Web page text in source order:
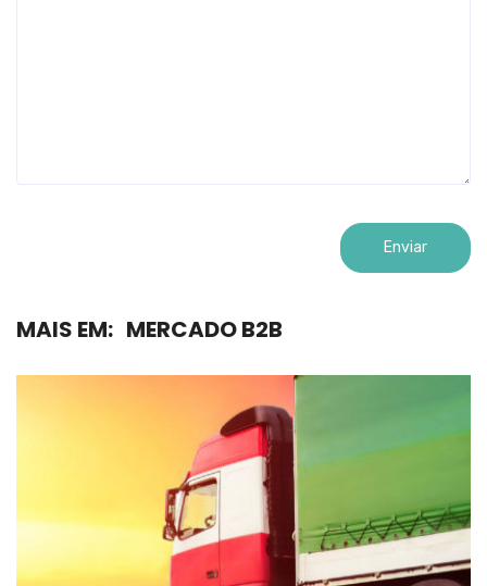
MAIS EM: MERCADO B2B